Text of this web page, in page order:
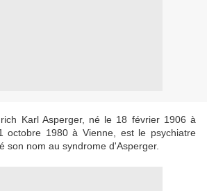
Karl Asperger, né le 18 février 1906 à
octobre 1980 à Vienne, est le psychiatre
son nom au syndrome d'Asperger.